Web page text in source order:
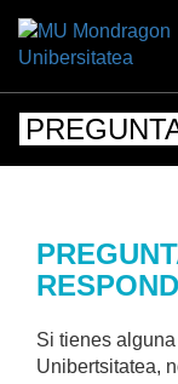
Si tienes
Unibertsitatea,